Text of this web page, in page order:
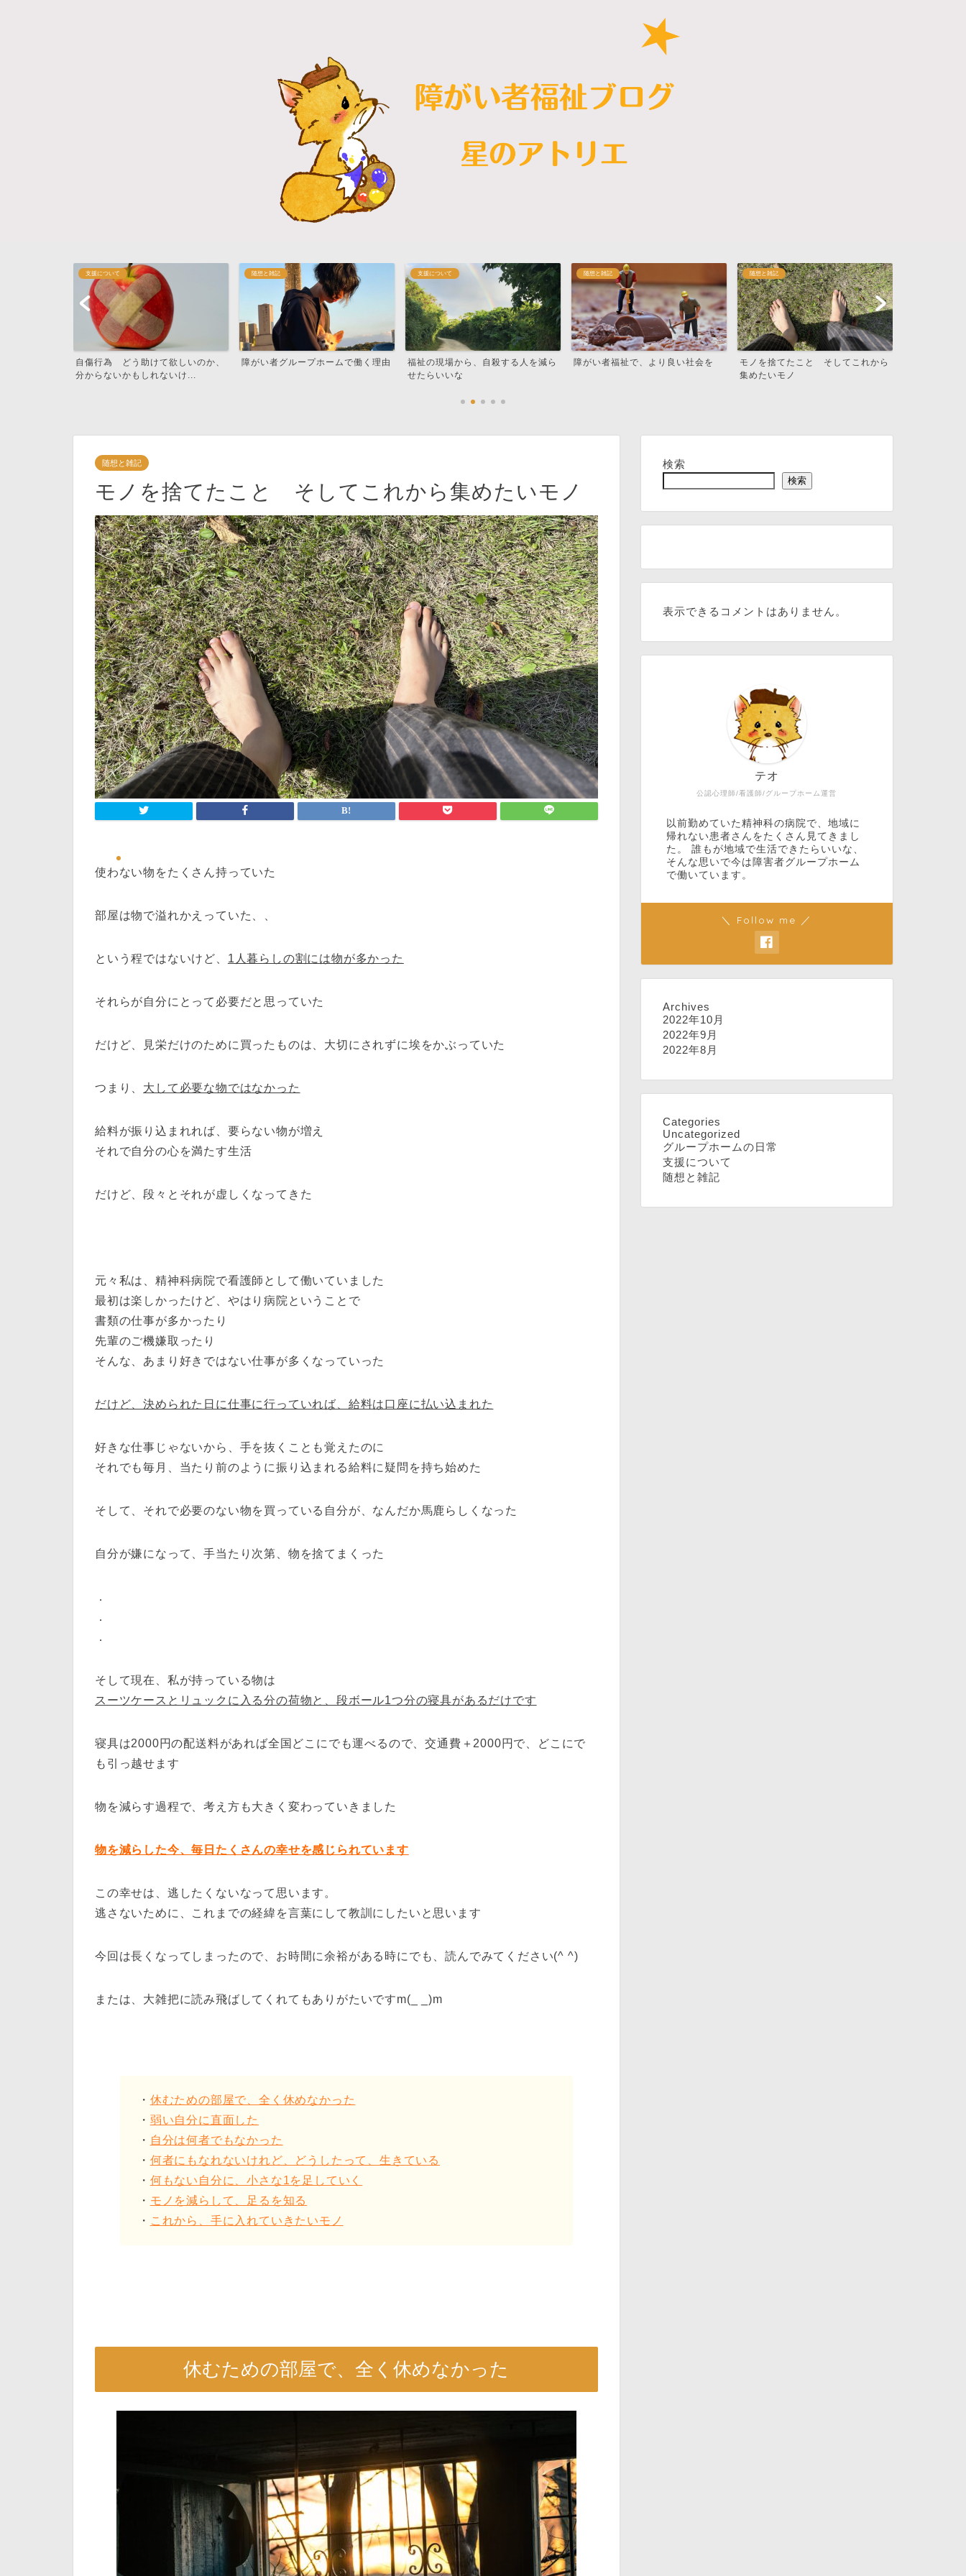
随想と雑記
障がい者グループホームで働く理由
支援について
福祉の現場から、自殺する人を減ら
随想と雑記
障がい者福祉で、より良い社会を
随想と雑記
モノを捨てたこと そしてこれから
支援について
自傷行為 どう助けて欲しいのか、
分からないかもしれないけ...
随想と雑記
モノを捨てたこと そしてこれから集めたいモノ
使わない物をたくさん持っていた
部屋は物で溢れかえっていた、、
という程ではないけど、 1人暮らしの割には物が多かった
それらが自分にとって必要だと思っていた
だけど、見栄だけのために買ったものは、大切にされずに埃をかぶっていた
つまり、 大して必要な物ではなかった
給料が振り込まれれば、要らない物が増え
それで自分の心を満たす生活
だけど、段々とそれが虚しくなってきた
元々私は、精神科病院で看護師として働いていました
最初は楽しかったけど、やはり病院ということで
書類の仕事が多かったり
先輩のご機嫌取ったり
そんな、あまり好きではない仕事が多くなっていった
だけど、決められた日に仕事に行っていれば、給料は口座に払い込まれた
好きな仕事じゃないから、手を抜くことも覚えたのに
それでも毎月、当たり前のように振り込まれる給料に疑問を持ち始めた
そして、それで必要のない物を買っている自分が、なんだか馬鹿らしくなった
自分が嫌になって、手当たり次第、物を捨てまくった
．
．
．
そして現在、私が持っている物は
スーツケースとリュックに入る分の荷物と、段ボール1つ分の寝具があるだけです
寝具は2000円の配送料があれば全国どこにでも運べるので、交通費＋2000円で、どこにで
も引っ越せます
物を減らす過程で、考え方も大きく変わっていきました
物を減らした今、毎日たくさんの幸せを感じられています
この幸せは、逃したくないなって思います。
逃さないために、これまでの経緯を言葉にして教訓にしたいと思います
今回は長くなってしまったので、お時間に余裕がある時にでも、読んでみてください(^ ^)
または、大雑把に読み飛ばしてくれてもありがたいですm(_ _)m
・ 休むための部屋で、全く休めなかった
・ 弱い自分に直面した
・ 自分は何者でもなかった
・ 何者にもなれないけれど、どうしたって、生きている
・ 何もない自分に、小さな1を足していく
・ モノを減らして、足るを知る
・ これから、手に入れていきたいモノ
休むための部屋で、全く休めなかった
検索
検索
表示できるコメントはありません。
公認心理師/看護師/グループホーム運営
テオ
以前勤めていた精神科の病院で、地域に
帰れない患者さんをたくさん見てきまし
た。 誰もが地域で生活できたらいいな、
そんな思いで今は障害者グループホーム
で働いています。
＼ Follow me ／
Archives
2022年10月
2022年9月
2022年8月
Categories
Uncategorized
グループホームの日常
支援について
随想と雑記